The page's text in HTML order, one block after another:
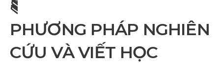
PHƯƠNG PHÁP NGHIÊN
CỨU VÀ VIẾT HỌC